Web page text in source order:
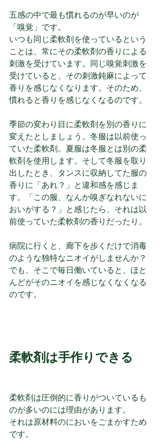
五感の中で最も慣れるのが早いのが
「嗅覚」です。
いつも同じ柔軟剤を使っているという
ことは、常にその柔軟剤の香りによる
刺激を受けています。同じ嗅覚刺激を
受けていると、その刺激鈍麻によって
香りを感じなくなります。そのため、
慣れると香りを感じなくなるのです。
季節の変わり目に柔軟剤を別の香りに
変えたとしましょう。冬服は以前使っ
ていた柔軟剤。夏服は冬服とは別の柔
軟剤を使用します。そして冬服を取り
出したとき、タンスに収納してた服の
香りに「あれ？」と違和感を感じま
す。「この服、なんか嗅ぎなれないに
おいがする？」と感じたら、それは以
前使っていた柔軟剤の香りだったり。
病院に行くと、廊下を歩くだけで消毒
のような独特なニオイがしませんか？
でも、そこで毎日働いていると、ほと
んどがそのニオイを感じなくなくなる
のです。
柔軟剤は手作りできる
柔軟剤は圧倒的に香りがついているも
のが多いのには理由があります。
それは原材料のにおいをごまかすため
です。